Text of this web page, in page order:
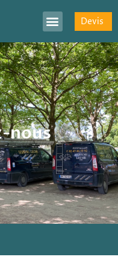
Devis
nous